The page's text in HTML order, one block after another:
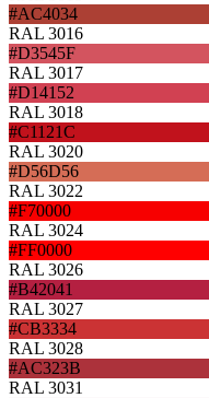
#AC4034
RAL 3016
#D3545F
RAL 3017
#D14152
RAL 3018
#C1121C
RAL 3020
#D56D56
RAL 3022
#F70000
RAL 3024
#FF0000
RAL 3026
#B42041
RAL 3027
#CB3334
RAL 3028
#AC323B
RAL 3031